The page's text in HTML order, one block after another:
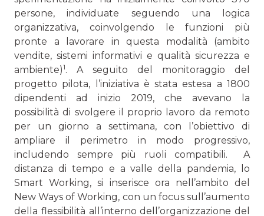
persone, individuate seguen­do una logica
organizzativa, coinvolgendo le funzioni più
pronte a lavorare in questa modalità (ambito
vendite, sistemi informativi e qualità sicurezza e
ambiente)1. A seguito del monitoraggio del
progetto pilota, l’iniziativa è stata estesa a 1800
dipendenti ad inizio 2019, che avevano la
possibilità di svolgere il proprio lavoro da remoto
per un giorno a settima­na, con l’obiettivo di
ampliare il perimetro in modo progres­sivo,
includendo sempre più ruoli compatibili. A
distanza di tempo e a valle della pandemia, lo
Smart Wor­king, si inserisce ora nell’ambito del
New Ways of Working, con un focus sull’aumento
della flessibilità all’interno dell’or­ganizzazione del